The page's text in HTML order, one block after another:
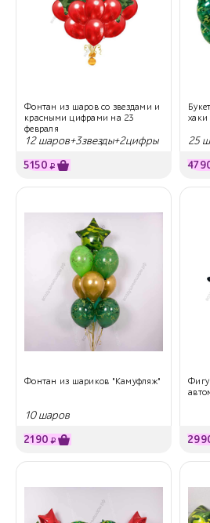
Фонтан из шаров со звездами и
красными цифрами на 23
февраля
12 шаров+3звезды+2цифры
5150 ₽
хаки
25
Фонтан из шариков "Камуфляж"
10 шаров
2190 ₽